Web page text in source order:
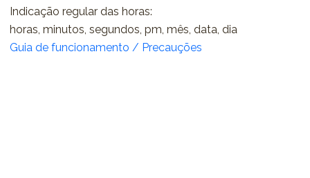
Indicação regular das horas:
horas, minutos, segundos, pm, mês, data, dia
Guia de funcionamento / Precauções